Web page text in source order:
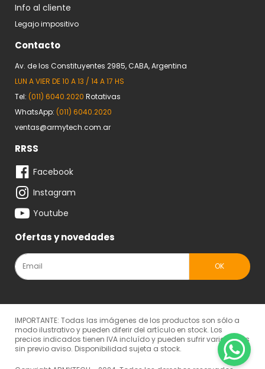
Info al cliente
Legajo impositivo
Contacto
Av. de los Constituyentes 2985, CABA, Argentina
LUN A VIER DE 10 A 13 / 14 A 17 HS
Tel: (011) 6040.2020 Rotativas
WhatsApp: (011) 6040.2020
ventas@armytech.com.ar
RRSS
Facebook
Instagram
Youtube
Ofertas y novedades
IMPORTANTE: Todas las imágenes de los productos son sólo a
modo ilustrativo y pueden diferir del artículo en stock. Los
precios indicados tienen IVA incluído y pueden sufrir variaciones
sin previo aviso. Disponibilidad sujeta a stock.